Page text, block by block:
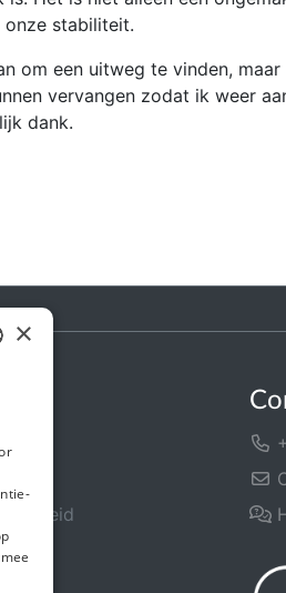
onze stabiliteit.
om een uitweg te vinden,
vervangen zodat ik weer
dank.
×